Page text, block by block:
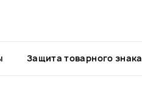
Профпатология
Защита товарного знака